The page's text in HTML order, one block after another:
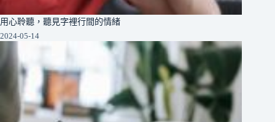
用心聆聽，聽見字裡行間的情緒
2024-05-14